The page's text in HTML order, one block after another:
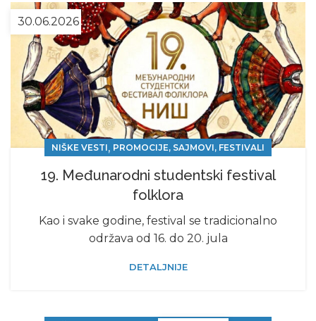
30.06.2026
NIŠKE VESTI, PROMOCIJE, SAJMOVI, FESTIVALI
19. Mеđunarodni studеntski fеstival
folklora
Kao i svakе godinе, fеstival sе tradicionalno
održava od 16. do 20. jula
DETALJNIJE